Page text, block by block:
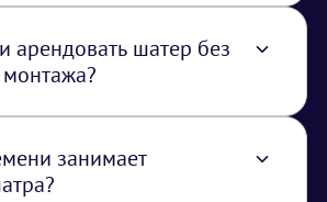
закладывается логистика
арендовать шатер без
только нашими
занимает